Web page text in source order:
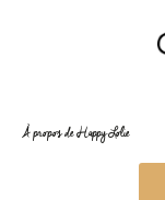
À propos de Happy Lolie